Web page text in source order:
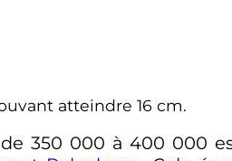
atteindre 16 cm.
350 000 à400 000